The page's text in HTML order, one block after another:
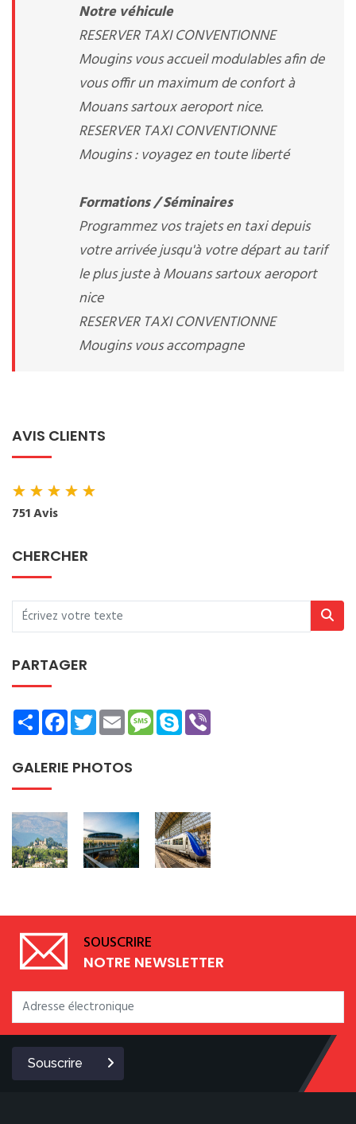
Notre véhicule
RESERVER TAXI CONVENTIONNE
Mougins vous accueil modulables afin de
vous offir un maximum de confort à
Mouans sartoux aeroport nice.
RESERVER TAXI CONVENTIONNE
Mougins : voyagez en toute liberté
Formations / Séminaires
Programmez vos trajets en taxi depuis
votre arrivée jusqu'à votre départ au tarif
le plus juste à Mouans sartoux aeroport
nice
RESERVER TAXI CONVENTIONNE
Mougins vous accompagne
AVIS CLIENTS
★★★★★
751 Avis
CHERCHER
PARTAGER
ShareFacebookTwitterEmailMessage
Skype
GALERIE PHOTOS
SOUSCRIRE
NOTRE NEWSLETTER
Souscrire